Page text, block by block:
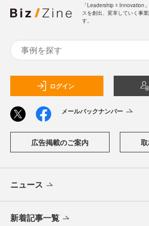
「Leadership ☓ Innovation
スを創出、変革していく事
す。
ログイン
メールバックナンバー
広告掲載のご案内
ニュース
新着記事一覧